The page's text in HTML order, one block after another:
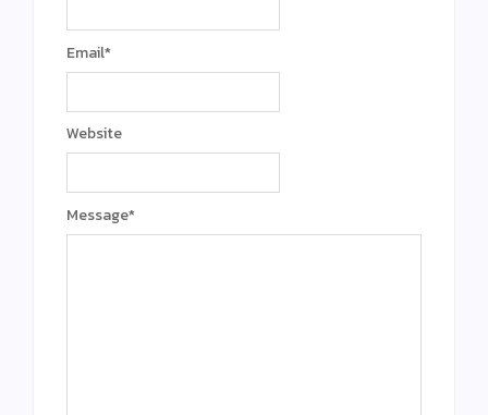
Message*
Email*
Website